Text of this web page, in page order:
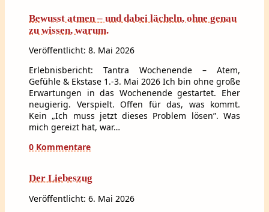
Bewusst atmen – und dabei lächeln, ohne genau
zu wissen, warum.
Veröffentlicht: 8. Mai 2026
Erlebnisbericht: Tantra Wochenende – Atem,
Gefühle & Ekstase 1.-3. Mai 2026 Ich bin ohne große
Erwartungen in das Wochenende gestartet. Eher
neugierig. Verspielt. Offen für das, was kommt.
Kein „Ich muss jetzt dieses Problem lösen”. Was
mich gereizt hat, war…
0 Kommentare
Der Liebeszug
Veröffentlicht: 6. Mai 2026